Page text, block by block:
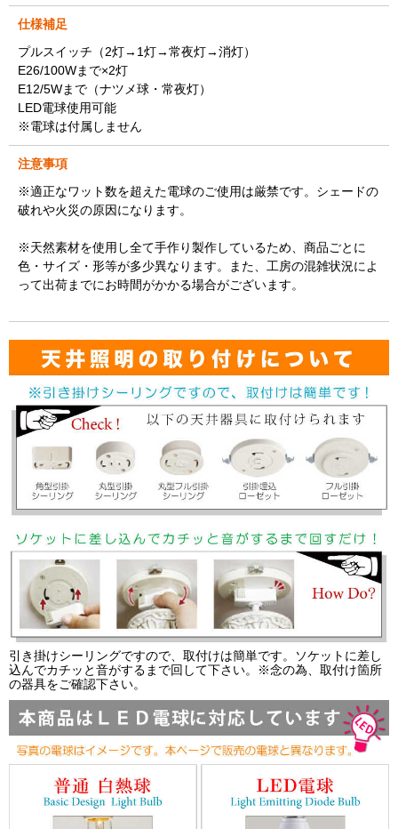
仕様補足
プルスイッチ（2灯→1灯→常夜灯→消灯）
E26/100Wまで×2灯
E12/5Wまで（ナツメ球・常夜灯）
LED電球使用可能
※電球は付属しません
注意事項
※適正なワット数を超えた電球のご使用は厳禁です。シェードの
破れや火災の原因になります。
※天然素材を使用し全て手作り製作しているため、商品ごとに
色・サイズ・形等が多少異なります。また、工房の混雑状況によ
って出荷までにお時間がかかる場合がございます。
引き掛けシーリングですので、取付けは簡単です。ソケットに差し
込んでカチッと音がするまで回して下さい。※念の為、取付け箇所
の器具をご確認下さい。